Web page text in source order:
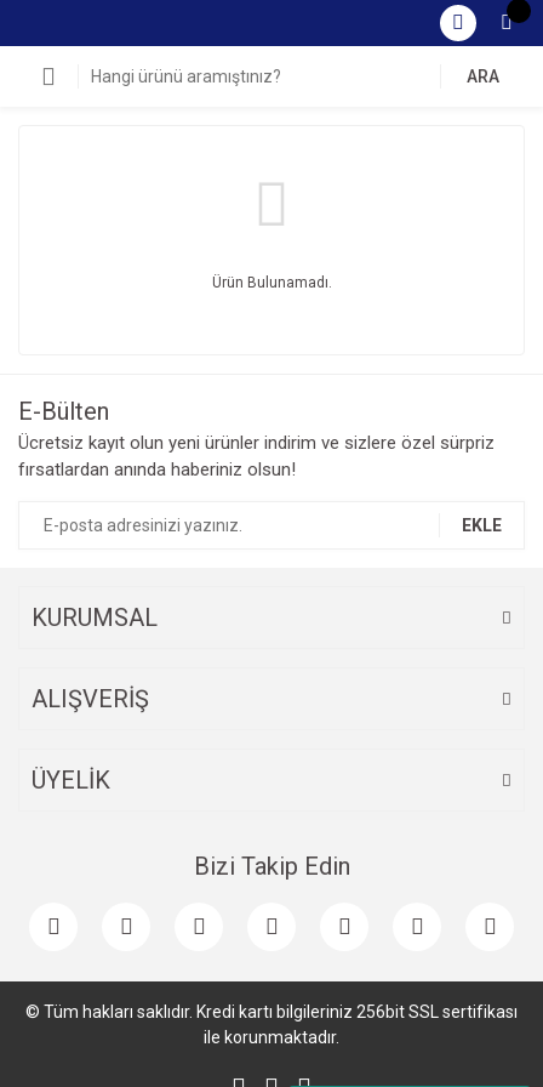
ARA
Ürün Bulunamadı.
E-Bülten
Ücretsiz kayıt olun yeni ürünler indirim ve sizlere özel sürpriz
fırsatlardan anında haberiniz olsun!
EKLE
KURUMSAL
ALIŞVERİŞ
ÜYELİK
Bizi Takip Edin
© Tüm hakları saklıdır. Kredi kartı bilgileriniz 256bit SSL sertifikası
ile korunmaktadır.